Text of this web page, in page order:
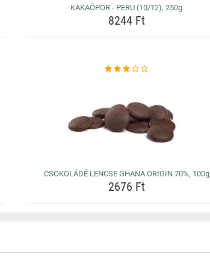
KAKAÓPOR - PERU (10/12), 250g
8244 Ft
CSOKOLÁDÉ LENCSE GHANA ORIGIN 70%, 100g
2676 Ft